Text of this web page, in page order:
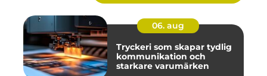
06. aug
Tryckeri som skapar tydlig
kommunikation och
starkare varumärken